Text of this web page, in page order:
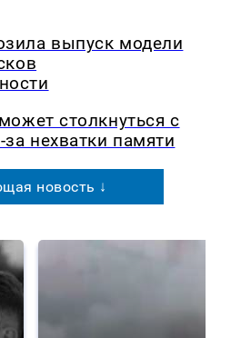
выпуск модели
столкнуться с
нехватки памяти
новость ↓